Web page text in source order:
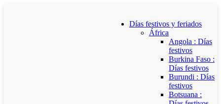
Días festivos y feriados
África
Angola : Días
festivos
Burkina Faso :
Días festivos
Burundi : Días
festivos
Botsuana :